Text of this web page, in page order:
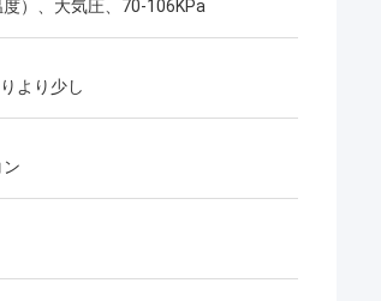
）、大気圧、70-106KPa
より少し